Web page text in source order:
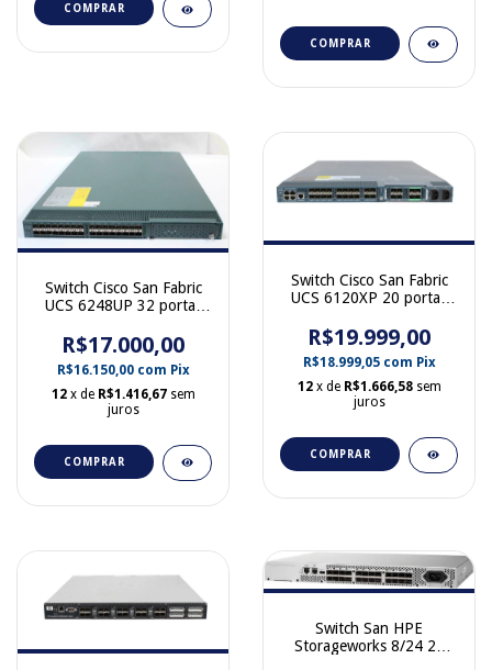
COMPRAR
COMPRAR
Switch Cisco San Fabric
UCS 6248UP 32 portas
68-3976-02
R$17.000,00
R$16.150,00 com Pix
12 x de R$1.416,67 sem
juros
COMPRAR
Switch Cisco San Fabric
UCS 6120XP 20 portas
R$19.999,00
R$18.999,05 com Pix
12 x de R$1.666,58 sem
juros
COMPRAR
Switch San HPE
Storageworks 8/24 24